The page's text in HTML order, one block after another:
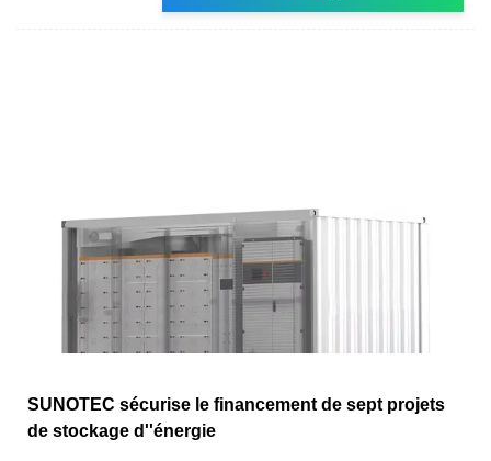
SUNOTEC sécurise le financement de sept projets
de stockage d''énergie